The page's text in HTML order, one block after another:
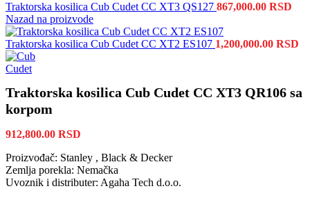
Traktorska kosilica Cub Cudet CC XT3 QS127 867,000.00 RSD
Nazad na proizvode
Traktorska kosilica Cub Cudet CC XT2 ES107 1,200,000.00 RSD
Traktorska kosilica Cub Cudet CC XT3 QR106 sa
korpom
912,800.00 RSD
Proizvođač: Stanley , Black & Decker
Zemlja porekla: Nemačka
Uvoznik i distributer: Agaha Tech d.o.o.